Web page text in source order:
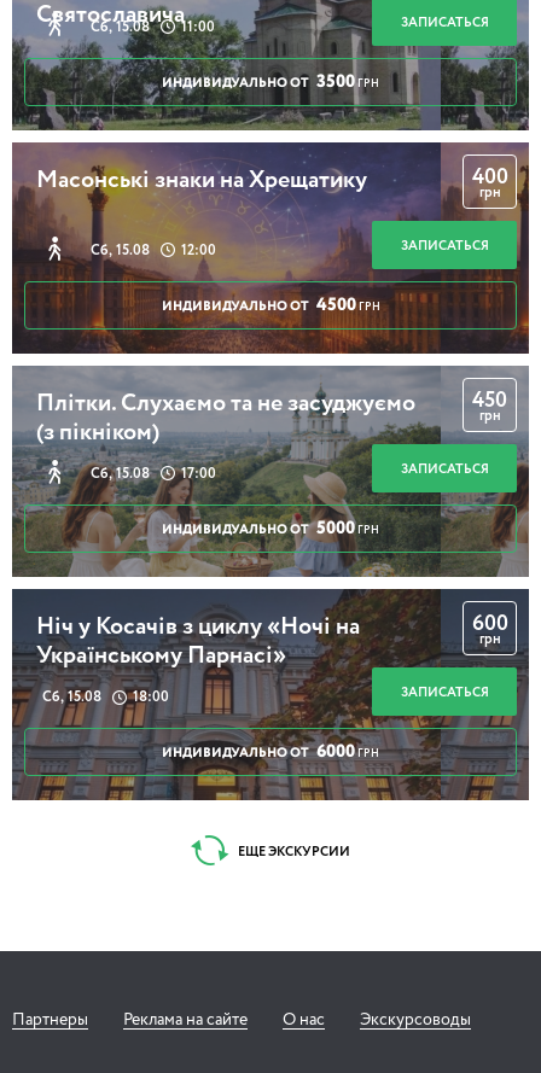
Святославича
Сб, 15.08 11:00 ЗАПИСАТЬСЯ
ИНДИВИДУАЛЬНО ОТ 3500 ГРН
Масонські знаки на Хрещатику
Сб, 15.08 12:00
400
грн
ЗАПИСАТЬСЯ
ИНДИВИДУАЛЬНО ОТ 4500 ГРН
Плітки. Слухаємо та не засуджуємо
(з пікніком)
Сб, 15.08 17:00
450
грн
ЗАПИСАТЬСЯ
ИНДИВИДУАЛЬНО ОТ 5000 ГРН
Ніч у Косачів з циклу «Ночі на
Українському Парнасі»
Сб, 15.08 18:00
600
грн
ЗАПИСАТЬСЯ
ИНДИВИДУАЛЬНО ОТ 6000 ГРН
ЕЩЕ ЭКСКУРСИИ
Партнеры Реклама на сайте О нас Экскурсоводы